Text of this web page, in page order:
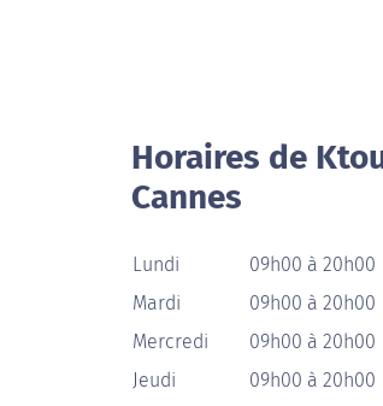
Horaires de
Cannes
Lundi
09h00 à 20h00
Mardi
09h00 à 20h00
Mercredi
09h00 à 20h00
Jeudi
09h00 à 20h00